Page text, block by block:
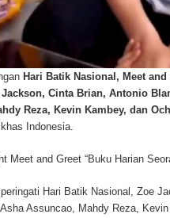
Hari Batik Nasional, Meet
Jackson, Cinta Brian, Antonio
Reza, Kevin Kambey, dan
Indonesia.
Meet and Greet “Buku Harian
Hari Batik Nasional, Zoe
Assuncao, Mahdy Reza,